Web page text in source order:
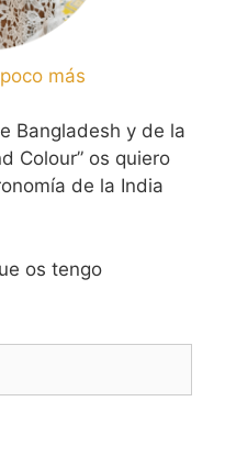
más
Bangladesh y de la
Colour” os quiero
de la India
os tengo